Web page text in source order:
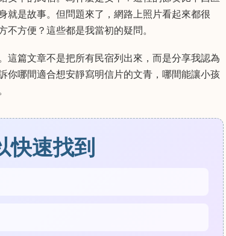
就是故事。但問題來了，網路上照片看起來都很
方便？這些都是我當初的疑問。
這篇文章不是把所有民宿列出來，而是分享我認為
你哪間適合想安靜寫明信片的文青，哪間能讓小孩
快速找到